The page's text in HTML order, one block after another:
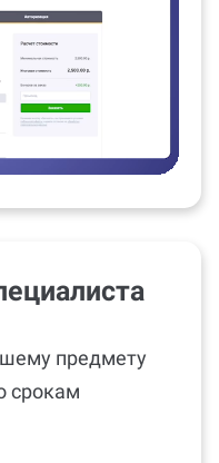
предмету
срокам